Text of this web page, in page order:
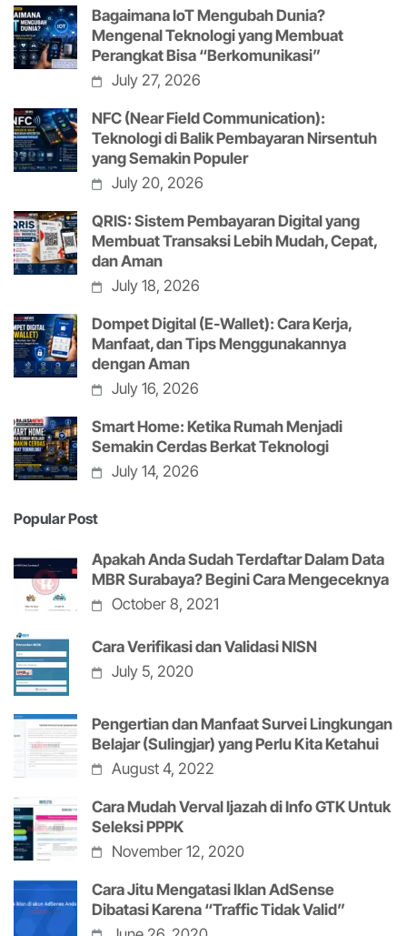
Bagaimana IoT Mengubah Dunia?
Mengenal Teknologi yang Membuat
Perangkat Bisa “Berkomunikasi”
July 27, 2026
NFC (Near Field Communication):
Teknologi di Balik Pembayaran Nirsentuh
yang Semakin Populer
July 20, 2026
QRIS: Sistem Pembayaran Digital yang
Membuat Transaksi Lebih Mudah, Cepat,
dan Aman
July 18, 2026
Dompet Digital (E-Wallet): Cara Kerja,
Manfaat, dan Tips Menggunakannya
dengan Aman
July 16, 2026
Smart Home: Ketika Rumah Menjadi
Semakin Cerdas Berkat Teknologi
July 14, 2026
Popular Post
Apakah Anda Sudah Terdaftar Dalam Data
MBR Surabaya? Begini Cara Mengeceknya
October 8, 2021
Cara Verifikasi dan Validasi NISN
July 5, 2020
Pengertian dan Manfaat Survei Lingkungan
Belajar (Sulingjar) yang Perlu Kita Ketahui
August 4, 2022
Cara Mudah Verval Ijazah di Info GTK Untuk
Seleksi PPPK
November 12, 2020
Cara Jitu Mengatasi Iklan AdSense
Dibatasi Karena “Traffic Tidak Valid”